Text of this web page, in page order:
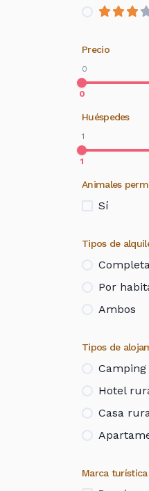
Precio
0
0
Huéspedes
1
1
Animales
Sí
Tipos de
Por
Ambos
Tipos de
Camping
Hotel
Casa
Marca turística